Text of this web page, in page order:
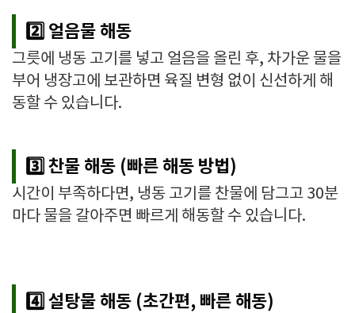
2️⃣ 얼음물 해동
그릇에 냉동 고기를 넣고 얼음을 올린 후, 차가운 물을
부어 냉장고에 보관하면 육질 변형 없이 신선하게 해
동할 수 있습니다.
3️⃣ 찬물 해동 (빠른 해동 방법)
시간이 부족하다면, 냉동 고기를 찬물에 담그고 30분
마다 물을 갈아주면 빠르게 해동할 수 있습니다.
4️⃣ 설탕물 해동 (초간편, 빠른 해동)